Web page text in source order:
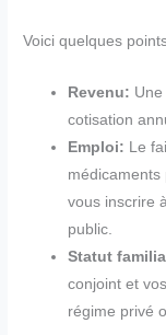
Voici quelques
Revenu:
cotisation
Emploi: Le
vous inscrire
public.
Statut
conjoint et
régime privé